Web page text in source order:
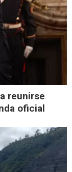
reunirse
oficial